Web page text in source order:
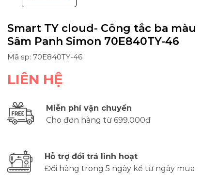
Smart TY cloud- Công tắc ba màu
Sâm Panh Simon 70E840TY-46
Mã sp: 70E840TY-46
LIÊN HỆ
Miễn phí vận chuyển
Cho đơn hàng từ 699.000đ
Hỗ trợ đổi trả linh hoạt
Đổi hàng trong 5 ngày kể từ ngày mua